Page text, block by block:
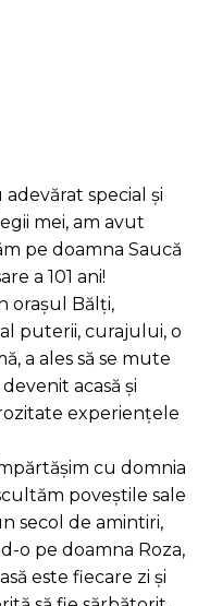
special și
mei, am avut
pe doamna Saucă
a 101 ani!
orașul Bălți,
puterii, curajului, o
a ales să se mute
acasă și
experiențele
cu domnia
poveștile sale
secol de amintiri,
o pe doamna Roza,
este fiecare zi și